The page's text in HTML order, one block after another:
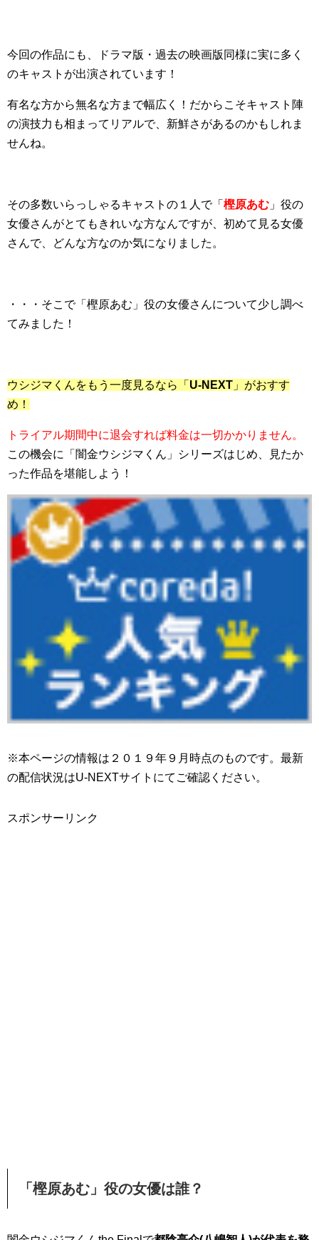
今回の作品にも、ドラマ版・過去の映画版同様に実に多く
のキャストが出演されています！
有名な方から無名な方まで幅広く！だからこそキャスト陣
の演技力も相まってリアルで、新鮮さがあるのかもしれま
せんね。
その多数いらっしゃるキャストの１人で「 樫原あむ 」役の
女優さんがとてもきれいな方なんですが、初めて見る女優
さんで、どんな方なのか気になりました。
・・・そこで「樫原あむ」役の女優さんについて少し調べ
てみました！
ウシジマくんをもう一度見るなら「 U-NEXT 」がおすす
め！
トライアル期間中に退会すれば料金は一切かかりません。
この機会に「闇金ウシジマくん」シリーズはじめ、見たか
った作品を堪能しよう！
※本ページの情報は２０１９年９月時点のものです。最新
の配信状況はU-NEXTサイトにてご確認ください。
スポンサーリンク
「樫原あむ」役の女優は誰？